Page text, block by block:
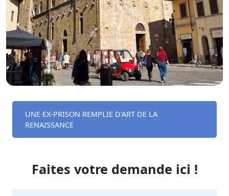
UNE EX-PRISON REMPLIE D'ART DE LA
RENAISSANCE
Faites votre demande ici !